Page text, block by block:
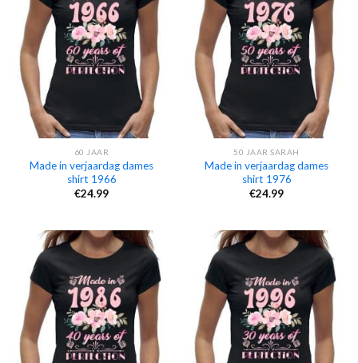
60 JAAR
Made in verjaardag dames
shirt 1966
€24.99
50 JAAR SARAH
Made in verjaardag dames
shirt 1976
€24.99